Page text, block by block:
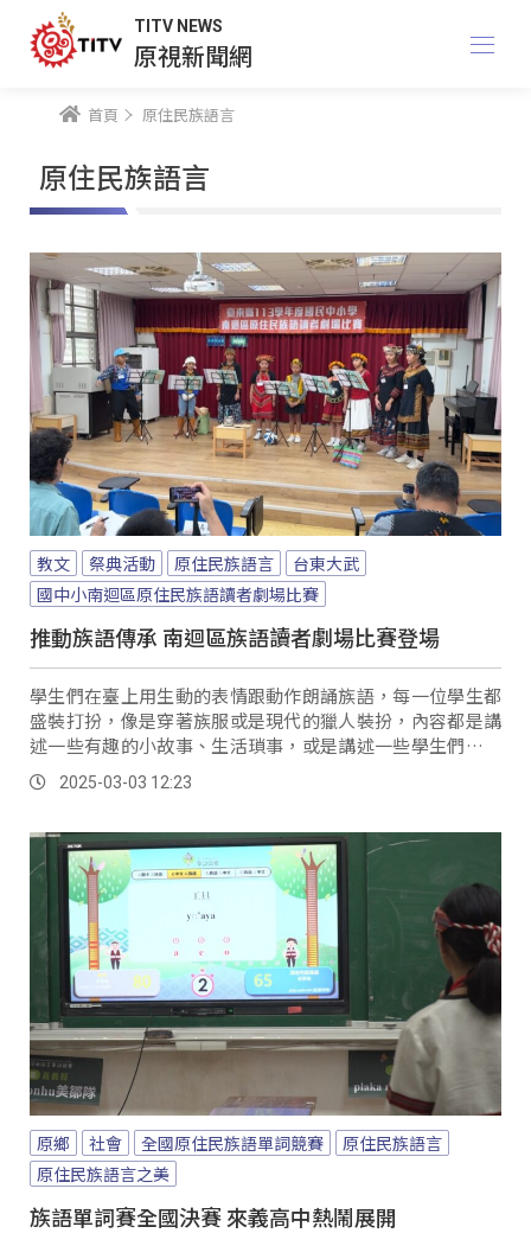
TITV NEWS
原視新聞網
首頁 原住民族語言
原住民族語言
教文 祭典活動 原住民族語言
台東大武
國中小南迴區原住民族語讀者劇場比賽
推動族語傳承 南迴區族語讀者劇場比賽登場
學生們在臺上用生動的表情跟動作朗誦族語，每一位學生都
盛裝打扮，像是穿著族服或是現代的獵人裝扮，內容都是講
述一些有趣的小故事、生活瑣事，或是講述一些學生們未對
來的生活規劃，也讓學生從中學習到更多族語的生活用語。
2025-03-03 12:23
原鄉 社會 全國原住民族語單詞競賽
原住民族語言
原住民族語言之美
族語單詞賽全國決賽 來義高中熱鬧展開